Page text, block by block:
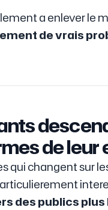
a enlever le
de vrais
de leur
qui changent sur
des publics